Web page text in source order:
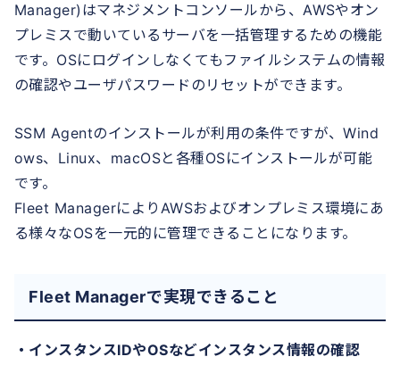
Manager)はマネジメントコンソールから、AWSやオン
プレミスで動いているサーバを一括管理するための機能
です。OSにログインしなくてもファイルシステムの情報
の確認やユーザパスワードのリセットができます。
SSM Agentのインストールが利用の条件ですが、Wind
ows、Linux、macOSと各種OSにインストールが可能
です。
Fleet ManagerによりAWSおよびオンプレミス環境にあ
る様々なOSを一元的に管理できることになります。
Fleet Managerで実現できること
・インスタンスIDやOSなどインスタンス情報の確認